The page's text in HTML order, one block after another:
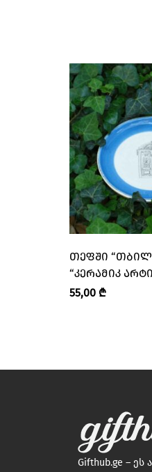
ᲗᲔᲤᲨᲘ
“ᲙᲔᲠᲐᲛᲘᲙ ᲐᲠᲢᲘ
55,00 ₾
Gifthub.ge –